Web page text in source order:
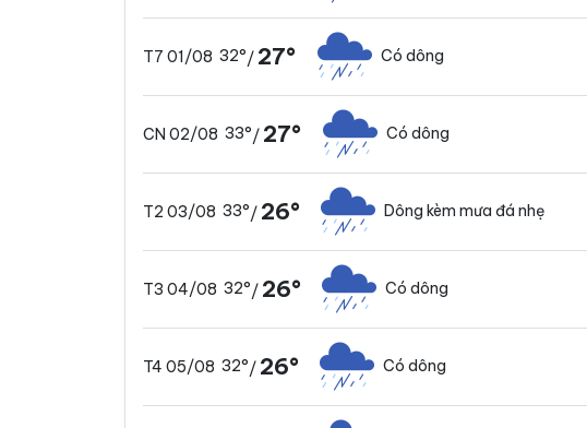
T7 01/08 32°/ 27° Có dông
CN 02/08 33°/ 27° Có dông
T2 03/08 33°/ 26° Dông kèm mưa đá nhẹ
T3 04/08 32°/ 26° Có dông
T4 05/08 32°/ 26° Có dông